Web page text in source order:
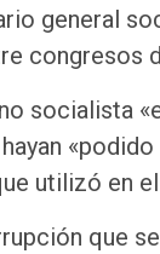
general
congresos
socialista
utilizó en
que